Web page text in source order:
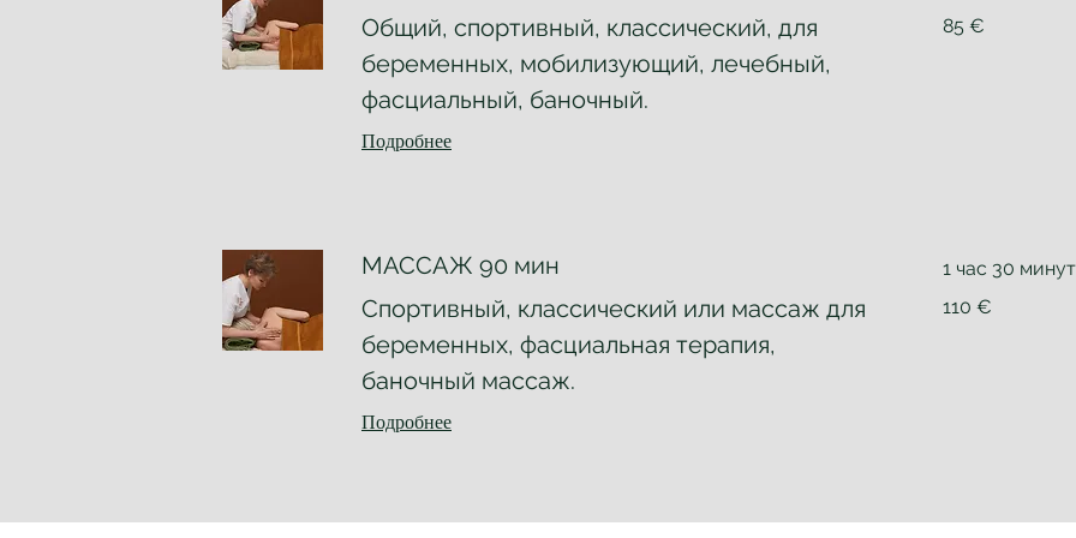
Общий, спортивный, классический, для
беременных, мобилизующий, лечебный,
фасциальный, баночный.
Подробнее
евро
85 €
МАССАЖ 90 мин
Спортивный, классический или массаж для
беременных, фасциальная терапия,
баночный массаж.
Подробнее
1 час 30 минут
евро
110 €